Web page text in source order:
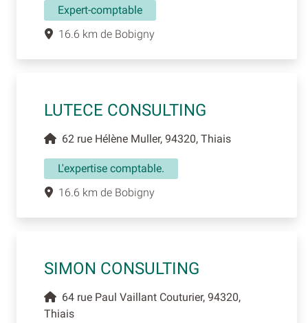
Expert-comptable
16.6 km de Bobigny
LUTECE CONSULTING
62 rue Hélène Muller, 94320, Thiais
L'expertise comptable.
16.6 km de Bobigny
SIMON CONSULTING
64 rue Paul Vaillant Couturier, 94320,
Thiais